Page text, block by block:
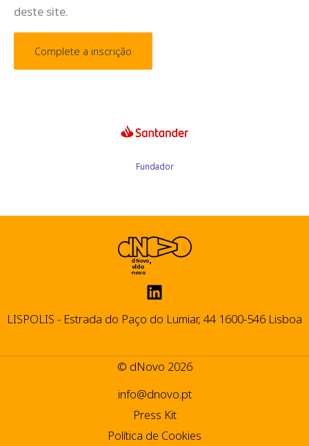
deste site.
Fundador
LISPOLIS - Estrada do Paço do Lumiar, 44 1600-546 Lisboa
© dNovo 2026
info@dnovo.pt
Press Kit
Política de Cookies